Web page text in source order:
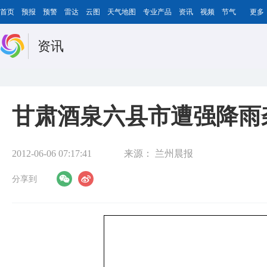
首页 预报 预警 雷达 云图 天气地图 专业产品 资讯 视频 节气 更多
资讯
甘肃酒泉六县市遭强降
2012-06-06 07:17:41 来源： 兰州晨报
分享到